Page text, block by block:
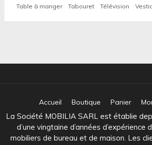
Table à manger
Tabouret Télévision
Accueil Boutique Panier
La Société MOBILIA SARL est établie
d’une vingtaine d’années d’expérience
mobiliers de bureau et de maison. Les